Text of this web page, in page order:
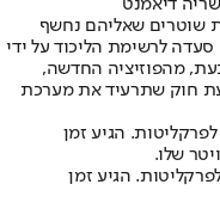
דיאמנט
שוטרים שאליהם נחשף
לרשימת הליכוד על ידי
מהפוזיציה החדשה,
חוק שתרעיד את מערכת
לפרקליטות. הגיע זמן
שלו.
הגיע זמן